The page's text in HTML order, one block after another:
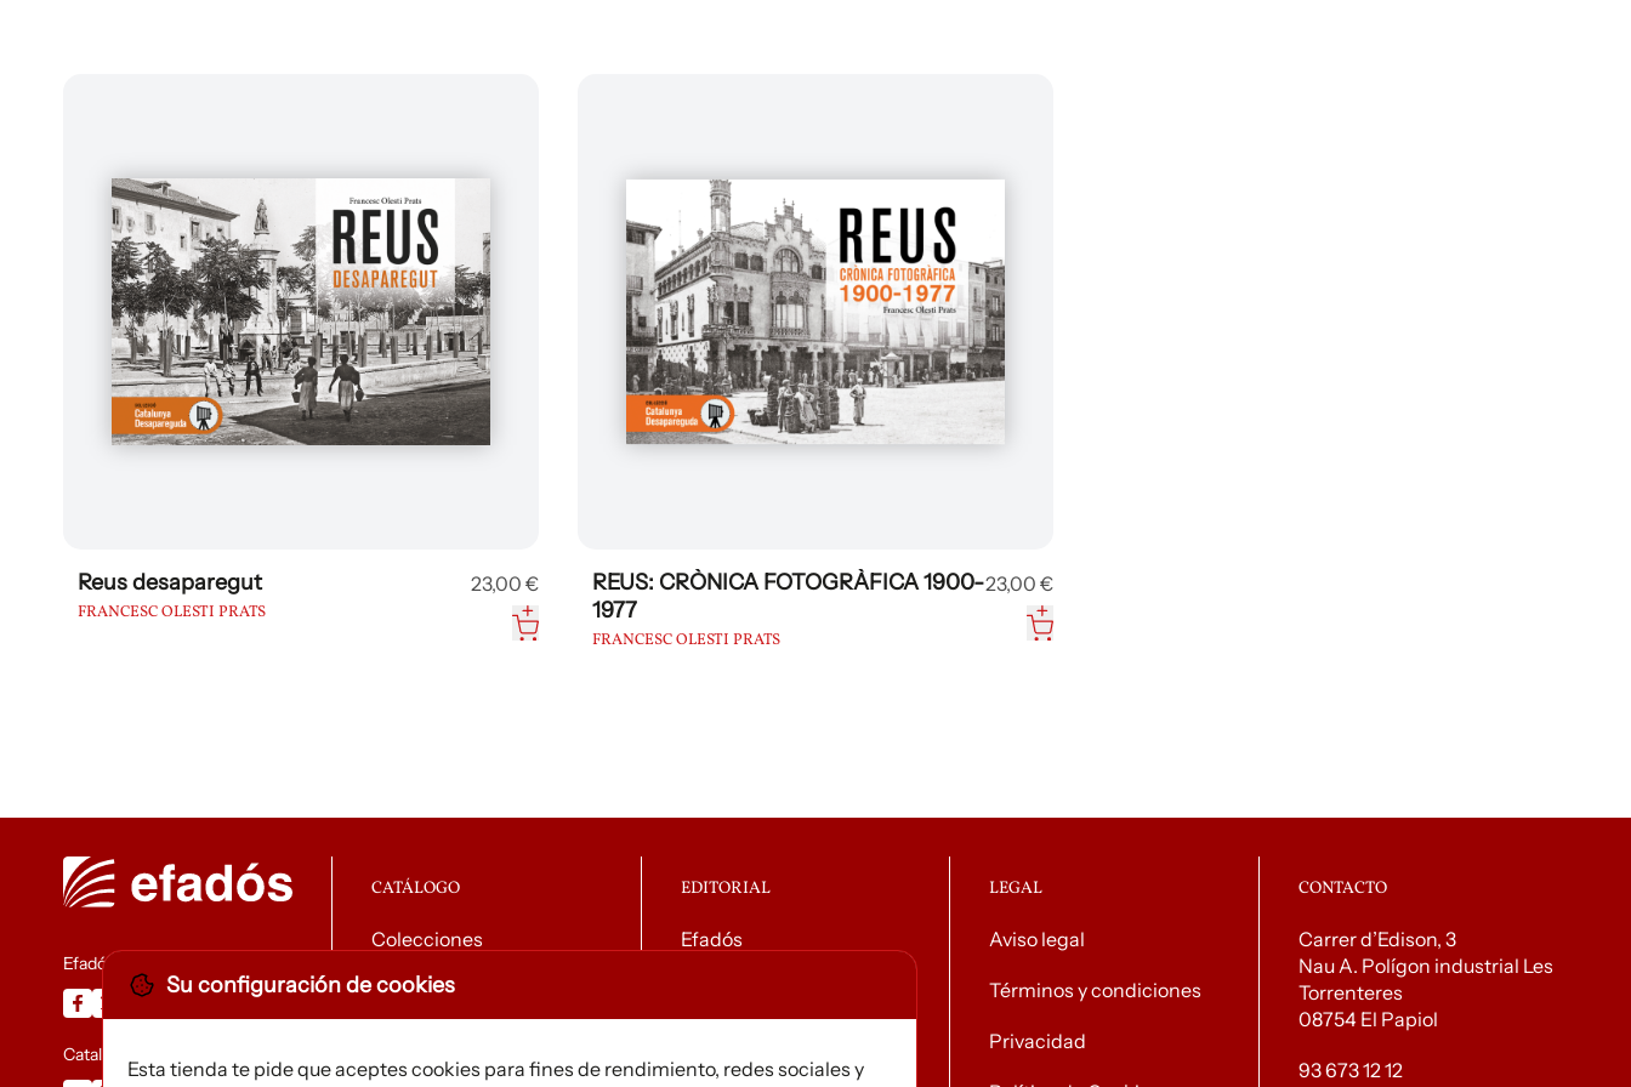
Reus desaparegut
FRANCESC OLESTI PRATS
23,00 €
REUS: CRÒNICA FOTOGRÀFICA 1900-
1977
FRANCESC OLESTI PRATS
23,00 €
Efadós
Catalunya Desapareguda
CATÁLOGO
Colecciones
Descargar catálogo general
EDITORIAL
Efadós
LEGAL
Aviso legal
Términos y condiciones
Privacidad
CONTACTO
Carrer d’Edison, 3
Nau A. Polígon industrial Les
Torrenteres
08754 El Papiol
93 673 12 12
Su configuración de cookies
Esta tienda te pide que aceptes cookies para fines de rendimiento, redes sociales y